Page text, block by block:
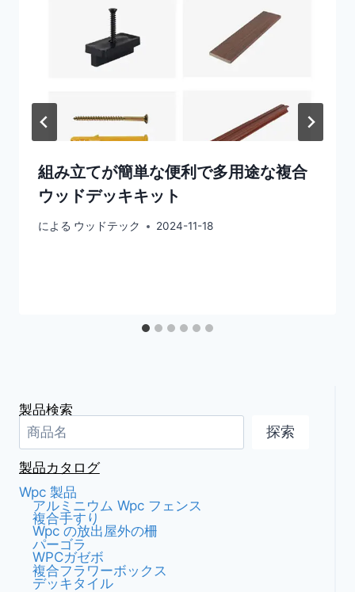
組み立てが簡単な便利で多用途な複合
ウッドデッキキット
による ウッドテック 2024-11-18
製品検索
探索
製品カタログ
Wpc 製品
アルミニウム Wpc フェンス
複合手すり
Wpc の放出屋外の柵
パーゴラ
WPCガゼボ
複合フラワーボックス
デッキタイル